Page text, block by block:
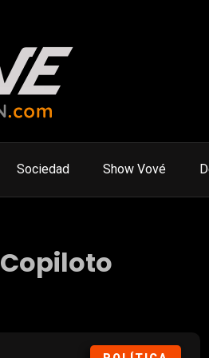
Sociedad Show Vové
Copiloto